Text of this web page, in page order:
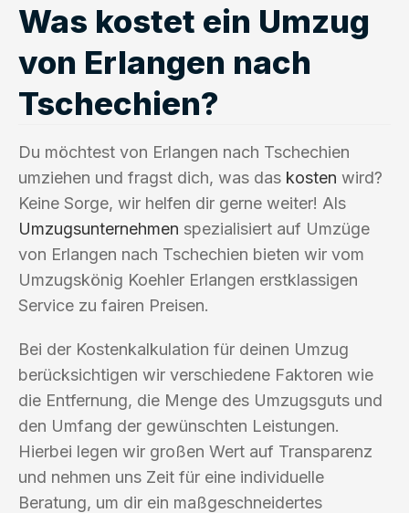
Was kostet ein Umzug
von Erlangen nach
Tschechien?
Du möchtest von Erlangen nach Tschechien
umziehen und fragst dich, was das kosten wird?
Keine Sorge, wir helfen dir gerne weiter! Als
Umzugsunternehmen spezialisiert auf Umzüge
von Erlangen nach Tschechien bieten wir vom
Umzugskönig Koehler Erlangen erstklassigen
Service zu fairen Preisen.
Bei der Kostenkalkulation für deinen Umzug
berücksichtigen wir verschiedene Faktoren wie
die Entfernung, die Menge des Umzugsguts und
den Umfang der gewünschten Leistungen.
Hierbei legen wir großen Wert auf Transparenz
und nehmen uns Zeit für eine individuelle
Beratung, um dir ein maßgeschneidertes